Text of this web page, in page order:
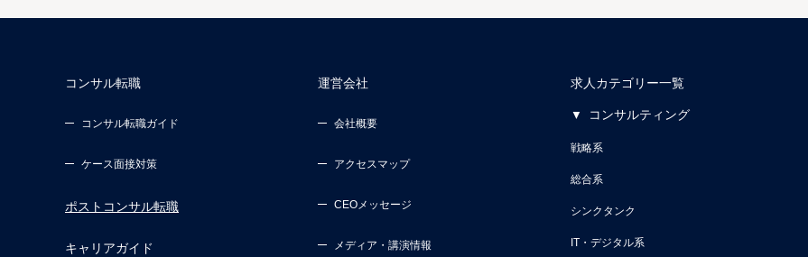
コンサル転職
コンサル転職ガイド
ケース面接対策
ポストコンサル転職
キャリアガイド
運営会社
会社概要
アクセスマップ
CEOメッセージ
メディア・講演情報
求人カテゴリー一覧
コンサルティング
戦略系
総合系
シンクタンク
IT・デジタル系